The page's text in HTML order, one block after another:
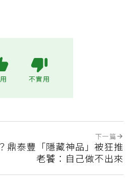
下一篇
鼎泰豐「隱藏神品」被狂推
老饕：自己做不出來